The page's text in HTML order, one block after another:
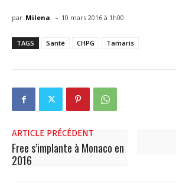
par Milena - 10 mars 2016 à 1h00
TAGS Santé CHPG Tamaris
ARTICLE PRÉCÉDENT
Free s’implante à Monaco en
2016